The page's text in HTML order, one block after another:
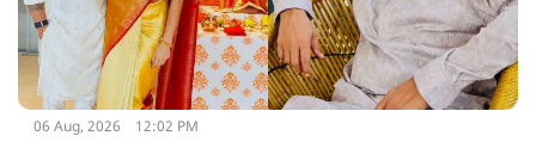
06 Aug, 2026 12:02 PM